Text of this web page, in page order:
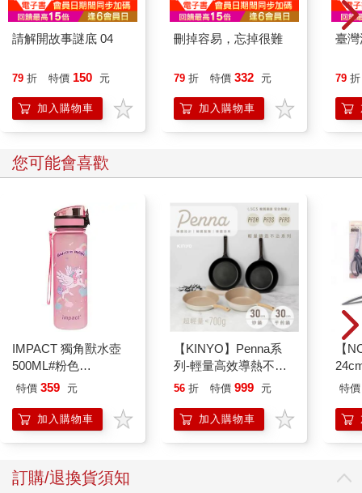
請解開故事謎底 04
79 折 特價 150 元
加入購物車
刪掉容易，忘掉很難
79 折 特價 332 元
加入購物車
臺
79 折
您可能會喜歡
IMPACT 獨角獸水壺
500ML#粉色
IM00B11PK
特價 359 元
加入購物車
【KINYO】Penna系
列-輕量高效導熱不沾
平煎鍋30cm
56 折 特價 999 元
加入購物車
【
特價
訂購/退換貨須知